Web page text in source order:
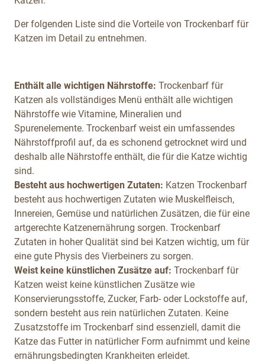
Der folgenden Liste sind die Vorteile von Trockenbarf für
Katzen im Detail zu entnehmen.
Enthält alle wichtigen Nährstoffe: Trockenbarf für
Katzen als vollständiges Menü enthält alle wichtigen
Nährstoffe wie Vitamine, Mineralien und
Spurenelemente. Trockenbarf weist ein umfassendes
Nährstoffprofil auf, da es schonend getrocknet wird und
deshalb alle Nährstoffe enthält, die für die Katze wichtig
sind.
Besteht aus hochwertigen Zutaten: Katzen Trockenbarf
besteht aus hochwertigen Zutaten wie Muskelfleisch,
Innereien, Gemüse und natürlichen Zusätzen, die für eine
artgerechte Katzenernährung sorgen. Trockenbarf
Zutaten in hoher Qualität sind bei Katzen wichtig, um für
eine gute Physis des Vierbeiners zu sorgen.
Weist keine künstlichen Zusätze auf: Trockenbarf für
Katzen weist keine künstlichen Zusätze wie
Konservierungsstoffe, Zucker, Farb- oder Lockstoffe auf,
sondern besteht aus rein natürlichen Zutaten. Keine
Zusatzstoffe im Trockenbarf sind essenziell, damit die
Katze das Futter in natürlicher Form aufnimmt und keine
ernährungsbedingten Krankheiten erleidet.